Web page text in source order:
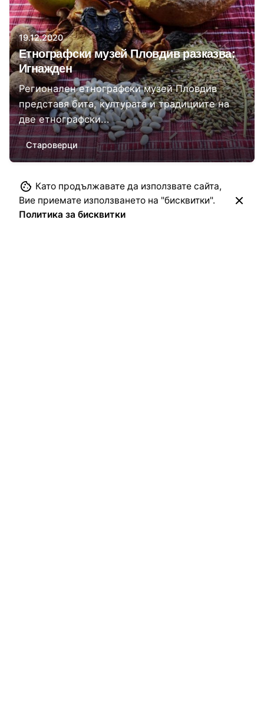
19.12.2020
Етнографски музей Пловдив разказва:
Игнажден
Регионален етнографски музей Пловдив
представя бита, културата и традициите на
две етнографски...
Староверци
1
Като продължавате да използвате сайта,
Вие приемате използването на "бисквитки".
Политика за бисквитки